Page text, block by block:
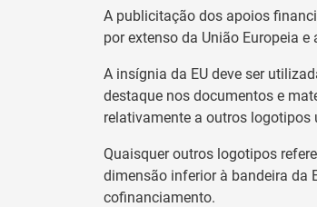
A publicitação dos apoios
por extenso da União Europeia
A insígnia da EU deve ser
destaque nos documentos e
relativamente a outros logotipos
Quaisquer outros logotipos
dimensão inferior à bandeira da
cofinanciamento.